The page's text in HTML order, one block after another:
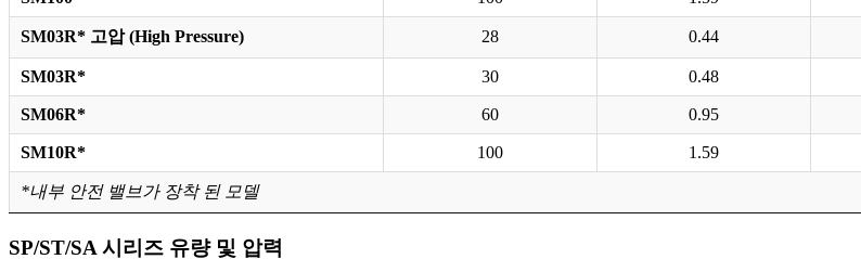
SM03R* 고압 (High Pressure) 28 0.44
SM03R* 30 0.48
SM06R* 60 0.95
SM10R* 100 1.59
*내부 안전 밸브가 장착 된 모델
SP/ST/SA 시리즈 유량 및 압력